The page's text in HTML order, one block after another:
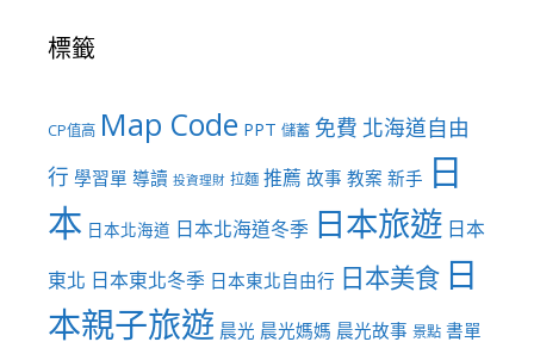
標籤
CP值高 Map Code PPT 儲蓄 免費 北海道自由
行 學習單 導讀 投資理財 拉麵 推薦 故事 教案 新手 日
本 日本北海道 日本北海道冬季 日本旅遊 日本
東北 日本東北冬季 日本東北自由行 日本美食 日
本親子旅遊 晨光 晨光媽媽 晨光故事 景點 書單